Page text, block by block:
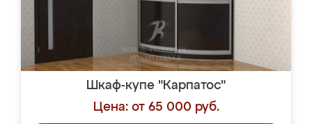
Шкаф-купе "Карпатос"
Цена: от 65 000 руб.